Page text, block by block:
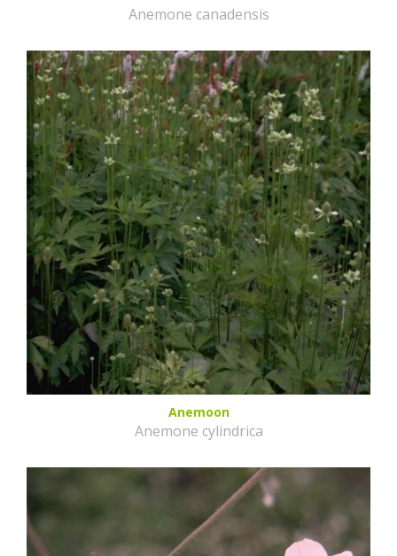
Anemone canadensis
Anemoon
Anemone cylindrica